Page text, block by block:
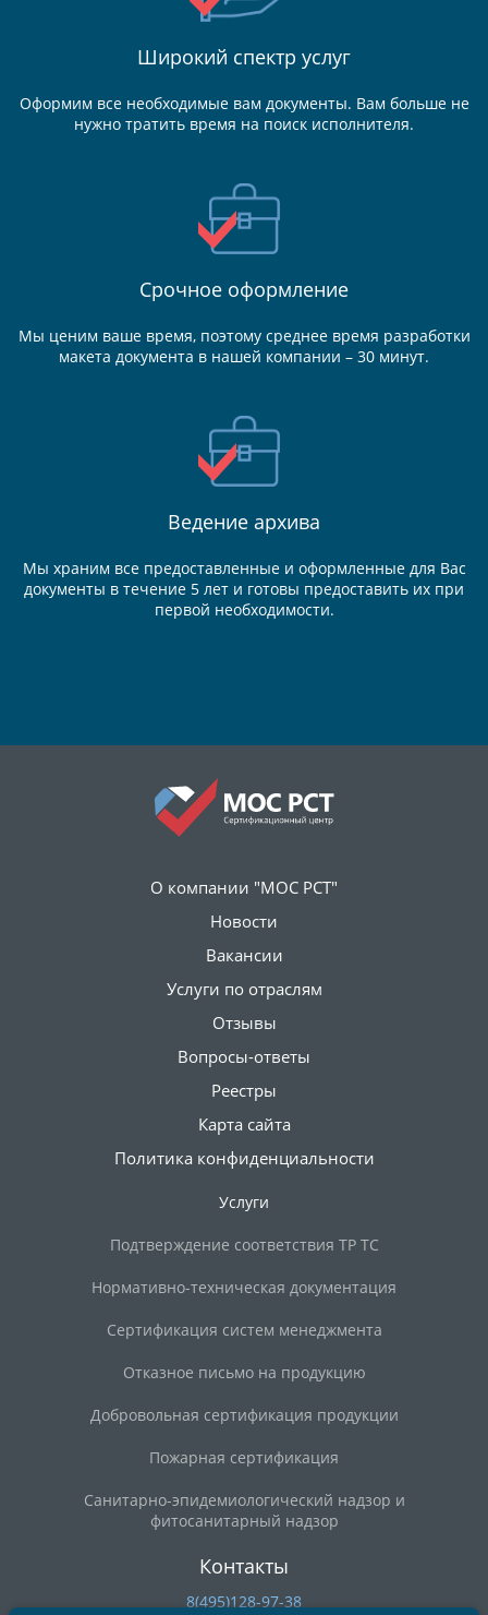
Широкий спектр услуг
Оформим все необходимые вам документы. Вам больше не
нужно тратить время на поиск исполнителя.
Срочное оформление
Мы ценим ваше время, поэтому среднее время разработки
макета документа в нашей компании – 30 минут.
Ведение архива
Мы храним все предоставленные и оформленные для Вас
документы в течение 5 лет и готовы предоставить их при
первой необходимости.
О компании "МОС РСТ"
Новости
Вакансии
Услуги по отраслям
Отзывы
Вопросы-ответы
Реестры
Карта сайта
Политика конфиденциальности
Услуги
Подтверждение соответствия ТР ТС
Нормативно-техническая документация
Сертификация систем менеджмента
Отказное письмо на продукцию
Добровольная сертификация продукции
Пожарная сертификация
Санитарно-эпидемиологический надзор и
фитосанитарный надзор
Контакты
8(495)128-97-38